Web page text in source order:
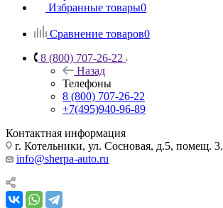
Избранные товары0
Сравнение товаров0
8 (800) 707-26-22
Назад
Телефоны
8 (800) 707-26-22
+7(495)940-96-89
Контактная информация
г. Котельники, ул. Сосновая, д.5, помещ. 3.
info@sherpa-auto.ru